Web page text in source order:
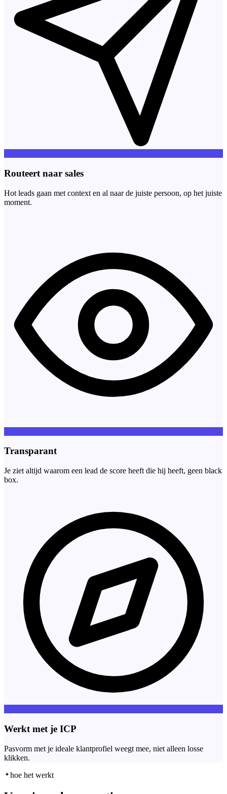
Routeert naar sales
Hot leads gaan met context en al naar de juiste persoon, op het juiste
moment.
Transparant
Je ziet altijd waarom een lead de score heeft die hij heeft, geen black
box.
Werkt met je ICP
Pasvorm met je ideale klantprofiel weegt mee, niet alleen losse
klikken.
hoe het werkt